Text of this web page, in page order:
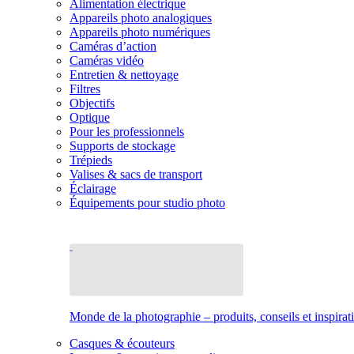
Alimentation électrique
Appareils photo analogiques
Appareils photo numériques
Caméras d’action
Caméras vidéo
Entretien & nettoyage
Filtres
Objectifs
Optique
Pour les professionnels
Supports de stockage
Trépieds
Valises & sacs de transport
Éclairage
Équipements pour studio photo
Monde de la photographie – produits, conseils et
Casques & écouteurs